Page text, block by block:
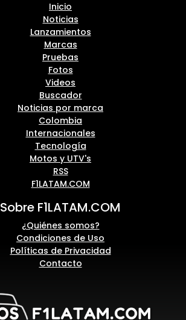
Inicio
Noticias
Lanzamientos
Marcas
Pruebas
Fotos
Videos
Buscador
Noticias por marca
Colombia
Internacionales
Tecnología
Motos y UTV's
RSS
F1LATAM.COM
Sobre F1LATAM.COM
¿Quiénes somos?
Condiciones de Uso
Políticas de Privacidad
Contacto